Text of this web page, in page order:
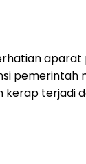
kerap terjadi